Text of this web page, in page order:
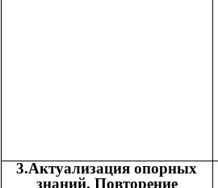
3.Актуализация опорных
знаний. Повторение